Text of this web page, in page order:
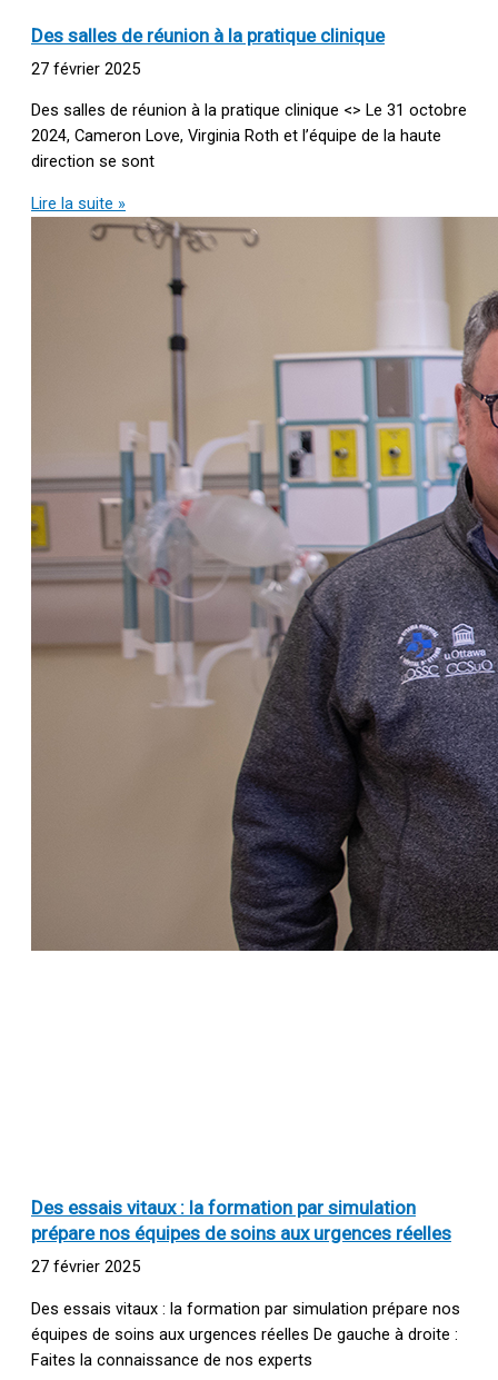
Des salles de réunion à la pratique clinique
27 février 2025
Des salles de réunion à la pratique clinique <> Le 31 octobre
2024, Cameron Love, Virginia Roth et l’équipe de la haute
direction se sont
Lire la suite »
Des essais vitaux : la formation par simulation
prépare nos équipes de soins aux urgences réelles
27 février 2025
Des essais vitaux : la formation par simulation prépare nos
équipes de soins aux urgences réelles De gauche à droite :
Faites la connaissance de nos experts